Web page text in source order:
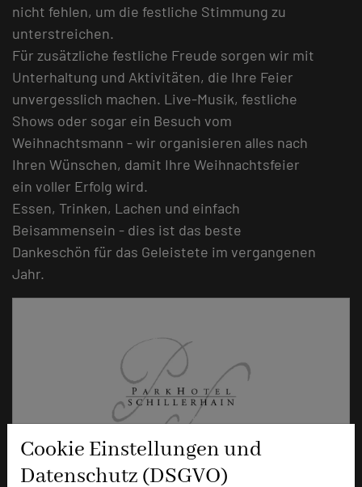
Cookie Einstellungen und
Datenschutz (DSGVO)
nicht fehlen, um die festliche Stimmung zu
unterstreichen.
Für zusätzliche festliche Freude sorgen wir mit
Unterhaltung und Aktivitäten, die Ihre Feier
unvergesslich machen. Live-Musik, festliche
Shows oder sogar ein Besuch vom
Weihnachtsmann - wir organisieren alles nach
Ihren Wünschen, damit Ihre Weihnachtsfeier
ein voller Erfolg wird.
Essen, Trinken, Lachen und einfach
Beisammensein - dies ist das beste
Dankeschön für das Geleistete im vergangenen
Jahr.